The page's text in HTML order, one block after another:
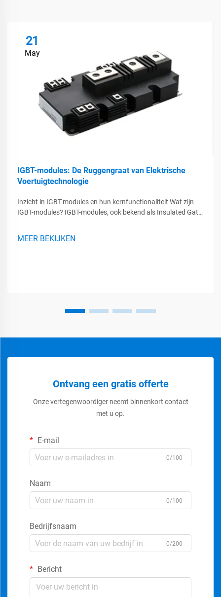
21
May
IGBT-modules: De Ruggengraat van Elektrische
Voertuigtechnologie
Inzicht in IGBT-modules en hun kernfunctionaliteit Wat zijn
IGBT-modules? IGBT-modules, ook bekend als Insulated Gate
energieconversie van belang is...
MEER BEKIJKEN
Ontvang een gratis offerte
Onze vertegenwoordiger neemt binnenkort contact
met u op.
E-mail
0/100
Naam
0/100
Bedrijfsnaam
0/200
Bericht